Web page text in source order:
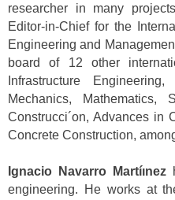
researcher in many
Editor-in-Chief for the
Engineering and
board of 12 other
Infrastructure
Mechanics, Mathematics,
Construcci´on, Advances in
Concrete Construction,
Ignacio Navarro Martíınez
engineering. He works at